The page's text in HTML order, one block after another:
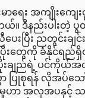
ည်ေး အကျိုးကျေး
ယ်။ ဒီနည်းပါး
ေးပြီး ညတွင်း
န့်ပိုးတွေကို ခံနိုင်ရ
ပိုးချည်ရဲ့ ပင်ကို
ာ ပြုစုရန် လိုအပ်
ဟာ အလှအပနှင့်